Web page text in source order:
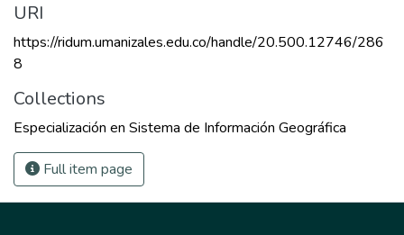
URI
https://ridum.umanizales.edu.co/handle/20.500.12746/286
8
Collections
Especialización en Sistema de Información Geográfica
Full item page